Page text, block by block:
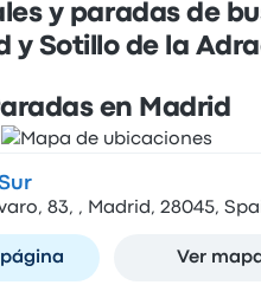
y paradas de
y Sotillo de la
en Madrid
83, , Madrid, 28045,
Ver